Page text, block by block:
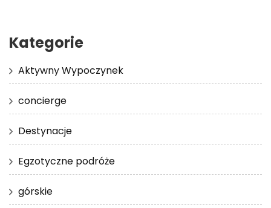
Kategorie
Aktywny Wypoczynek
concierge
Destynacje
Egzotyczne podróże
górskie